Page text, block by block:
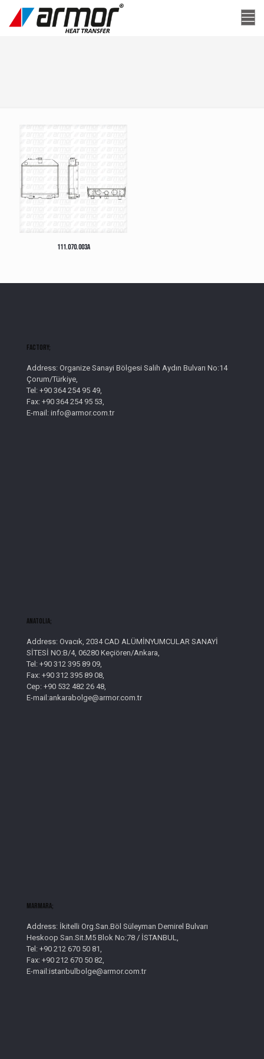
111.070.003A
Factory;
Address: Organize Sanayi Bölgesi Salih Aydın Bulvarı No:14
Çorum/Türkiye,
Tel: +90 364 254 95 49,
Fax: +90 364 254 95 53,
E-mail: info@armor.com.tr
AnatolIa;
Address: Ovacık, 2034 CAD ALÜMİNYUMCULAR SANAYİ
SİTESİ NO:B/4, 06280 Keçiören/Ankara,
Tel: +90 312 395 89 09,
Fax: +90 312 395 89 08,
Cep: +90 532 482 26 48,
E-mail:ankarabolge@armor.com.tr
Marmara;
Address: İkitelli Org.San.Böl Süleyman Demirel Bulvarı
Heskoop San.Sit.M5 Blok No:78 / İSTANBUL,
Tel: +90 212 670 50 81,
Fax: +90 212 670 50 82,
E-mail:istanbulbolge@armor.com.tr